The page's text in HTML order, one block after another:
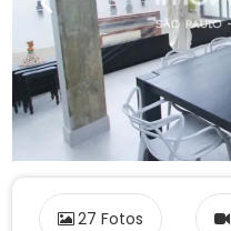
Previous
27 Fotos